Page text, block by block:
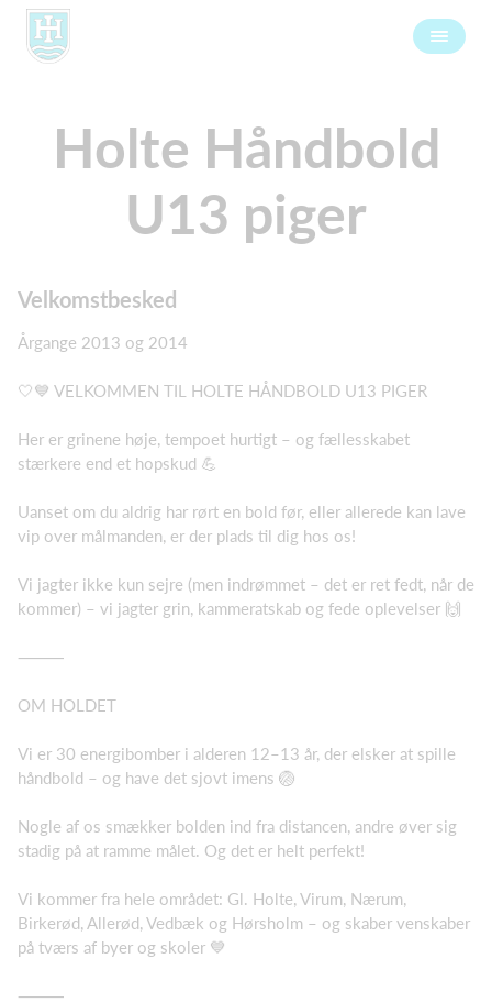
Holte Håndbold
U13 piger
Velkomstbesked
Årgange 2013 og 2014
🤍💙 VELKOMMEN TIL HOLTE HÅNDBOLD U13 PIGER
Her er grinene høje, tempoet hurtigt – og fællesskabet
stærkere end et hopskud 💪
Uanset om du aldrig har rørt en bold før, eller allerede kan lave
vip over målmanden, er der plads til dig hos os!
Vi jagter ikke kun sejre (men indrømmet – det er ret fedt, når de
kommer) – vi jagter grin, kammeratskab og fede oplevelser 🙌
⸻
OM HOLDET
Vi er 30 energibomber i alderen 12–13 år, der elsker at spille
håndbold – og have det sjovt imens 🏐
Nogle af os smækker bolden ind fra distancen, andre øver sig
stadig på at ramme målet. Og det er helt perfekt!
Vi kommer fra hele området: Gl. Holte, Virum, Nærum,
Birkerød, Allerød, Vedbæk og Hørsholm – og skaber venskaber
på tværs af byer og skoler 💙
⸻